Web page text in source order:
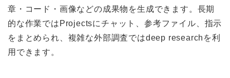
章・コード・画像などの成果物を生成できます。長期
的な作業ではProjectsにチャット、参考ファイル、指示
をまとめられ、複雑な外部調査ではdeep researchを利
用できます。